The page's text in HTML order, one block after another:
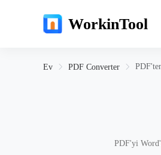
WorkinTool
Ev PDF Converter
PDF'yi